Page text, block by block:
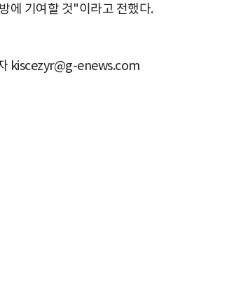
에 기여할 것"이라고 전했다.
kiscezyr@g-enews.com